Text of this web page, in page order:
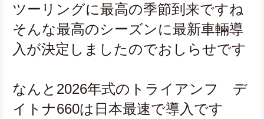
ツーリングに最高の季節到来ですね
そんな最高のシーズンに最新車輛導
入が決定しましたのでおしらせです
なんと2026年式のトライアンフ　デ
イトナ660は日本最速で導入です